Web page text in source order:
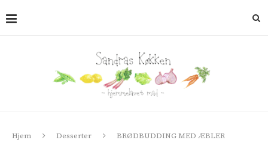
Hjem Desserter BRØDBUDDING MED ÆBLER